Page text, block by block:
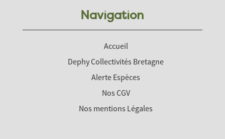
Navigation
Accueil
Dephy Collectivités Bretagne
Alerte Espèces
Nos CGV
Nos mentions Légales